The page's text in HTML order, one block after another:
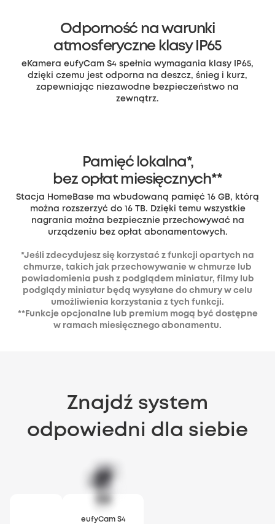
Odporność na warunki
atmosferyczne klasy IP65
eKamera eufyCam S4 spełnia wymagania klasy IP65,
dzięki czemu jest odporna na deszcz, śnieg i kurz,
zapewniając niezawodne bezpieczeństwo na
zewnątrz.
Pamięć lokalna*,
bez opłat miesięcznych**
Stacja HomeBase ma wbudowaną pamięć 16 GB, którą
można rozszerzyć do 16 TB. Dzięki temu wszystkie
nagrania można bezpiecznie przechowywać na
urządzeniu bez opłat abonamentowych.
*Jeśli zdecydujesz się korzystać z funkcji opartych na
chmurze, takich jak przechowywanie w chmurze lub
powiadomienia push z podglądem miniatur, filmy lub
podglądy miniatur będą wysyłane do chmury w celu
umożliwienia korzystania z tych funkcji.
**Funkcje opcjonalne lub premium mogą być dostępne
w ramach miesięcznego abonamentu.
Znajdź system
odpowiedni dla siebie
eufyCam S4